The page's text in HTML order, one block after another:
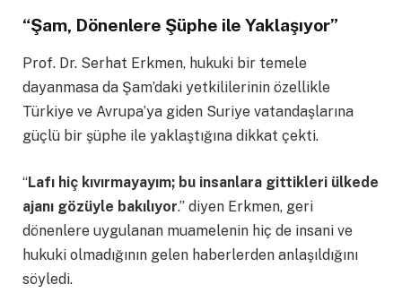
“Şam, Dönenlere Şüphe ile Yaklaşıyor”
Prof. Dr. Serhat Erkmen, hukuki bir temele
dayanmasa da Şam’daki yetkililerinin özellikle
Türkiye ve Avrupa’ya giden Suriye vatandaşlarına
güçlü bir şüphe ile yaklaştığına dikkat çekti.
“Lafı hiç kıvırmayayım; bu insanlara gittikleri ülkede
ajanı gözüyle bakılıyor.” diyen Erkmen, geri
dönenlere uygulanan muamelenin hiç de insani ve
hukuki olmadığının gelen haberlerden anlaşıldığını
söyledi.